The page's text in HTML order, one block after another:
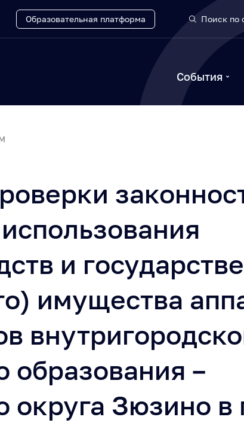
Образовательная платформа Поиск по
События
и
имущества
образования –
округа Зюзино в